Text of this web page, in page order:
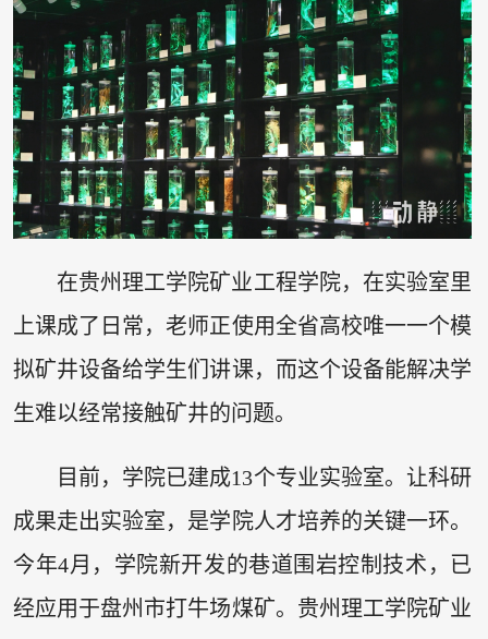
在贵州理工学院矿业工程学院，在实验室里
上课成了日常，老师正使用全省高校唯一一个模
拟矿井设备给学生们讲课，而这个设备能解决学
生难以经常接触矿井的问题。
目前，学院已建成13个专业实验室。让科研
成果走出实验室，是学院人才培养的关键一环。
今年4月，学院新开发的巷道围岩控制技术，已
经应用于盘州市打牛场煤矿。贵州理工学院矿业